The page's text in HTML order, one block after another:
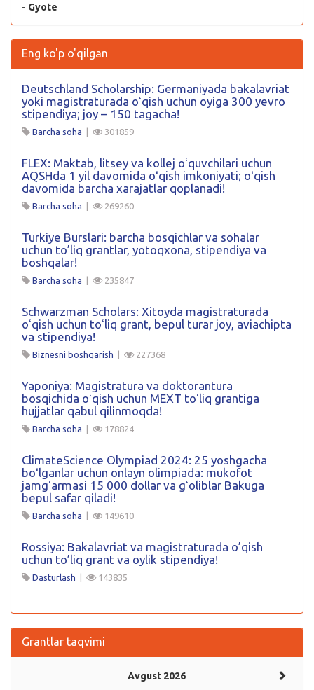
- Gyote
Eng ko'p o'qilgan
Deutschland Scholarship: Germaniyada bakalavriat
yoki magistraturada oʻqish uchun oyiga 300 yevro
stipendiya; joy – 150 tagacha!
Barcha soha | 301859
FLEX: Maktab, litsey va kollej oʻquvchilari uchun
AQSHda 1 yil davomida oʻqish imkoniyati; oʻqish
davomida barcha xarajatlar qoplanadi!
Barcha soha | 269260
Turkiye Burslari: barcha bosqichlar va sohalar
uchun to’liq grantlar, yotoqxona, stipendiya va
boshqalar!
Barcha soha | 235847
Schwarzman Scholars: Xitoyda magistraturada
oʻqish uchun toʻliq grant, bepul turar joy, aviachipta
va stipendiya!
Biznesni boshqarish | 227368
Yaponiya: Magistratura va doktorantura
bosqichida oʻqish uchun MEXT toʻliq grantiga
hujjatlar qabul qilinmoqda!
Barcha soha | 178824
ClimateScience Olympiad 2024: 25 yoshgacha
boʻlganlar uchun onlayn olimpiada: mukofot
jamgʻarmasi 15 000 dollar va gʻoliblar Bakuga
bepul safar qiladi!
Barcha soha | 149610
Rossiya: Bakalavriat va magistraturada o’qish
uchun to’liq grant va oylik stipendiya!
Dasturlash | 143835
Grantlar taqvimi
Avgust 2026